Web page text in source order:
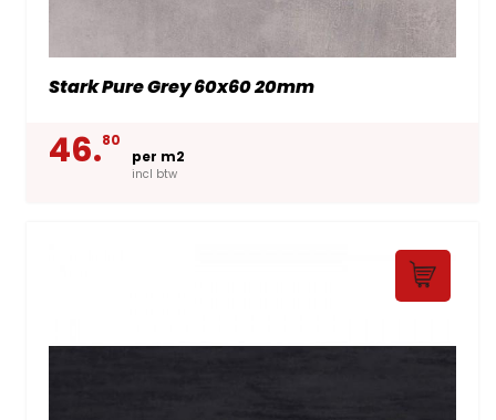
Stark Pure Grey 60x60 20mm
46.80
per m2
incl btw